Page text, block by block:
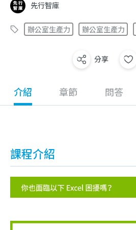
先行智庫
辦公室生產力 辦公室生產力
分享
介紹 章節 問答
課程介紹